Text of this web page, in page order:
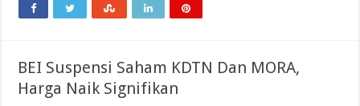
BEI Suspensi Saham KDTN Dan MORA,
Harga Naik Signifikan